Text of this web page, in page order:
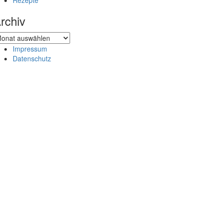
Impressum
Datenschutz